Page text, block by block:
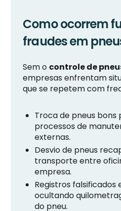
Como ocorrem
fraudes em
Sem o controle de
empresas enfrentam
que se repetem com
Troca de pneus bons
processos de
externas.
Desvio de pneus
transporte entre
empresa.
Registros falsificados
ocultando
do pneu.